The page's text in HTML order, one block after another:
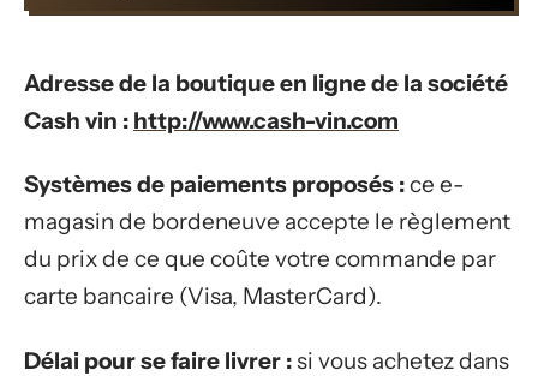
Adresse de la boutique en ligne de la société
Cash vin : http://www.cash-vin.com
Systèmes de paiements proposés :ce e-
magasin de bordeneuve accepte le règlement
du prix de ce que coûte votre commande par
carte bancaire (Visa, MasterCard).
Délai pour se faire livrer :si vous achetez dans